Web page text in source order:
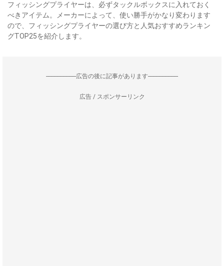
フィッシングプライヤーは、必ずタックルボックスに入れておく
べきアイテム。メーカーによって、使い勝手がかなり変わります
ので、フィッシングプライヤーの選び方と人気おすすめランキン
グTOP25を紹介します。
--------------------広告の後に記事があります--------------------
広告 / スポンサーリンク